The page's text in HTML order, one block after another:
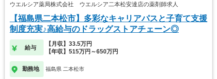
ウエルシア薬局株式会社 ウエルシア二本松安達店の薬剤師求人
【福島県二本松市】多彩なキャリアパスと子育て支援
制度充実♪高給与のドラッグストアチェーン◎
給与
【月収】33.5万円
【年収】515万円～650万円
勤務地 福島県 二本松市